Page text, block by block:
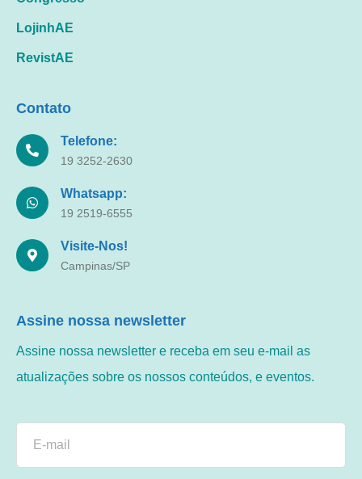
LojinhAE
RevistAE
Contato
Telefone:
19 3252-2630
Whatsapp:
19 2519-6555
Visite-Nos!
Campinas/SP
Assine nossa newsletter
Assine nossa newsletter e receba em seu e-mail as
atualizações sobre os nossos conteúdos, e eventos.